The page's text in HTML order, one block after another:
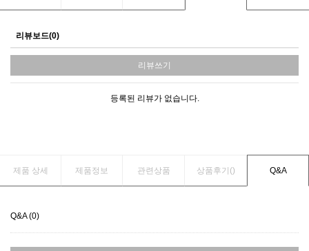
리뷰보드(0)
리뷰쓰기
등록된 리뷰가 없습니다.
제품 상세 제품정보 관련상품 상품후기() Q&A
Q&A (0)